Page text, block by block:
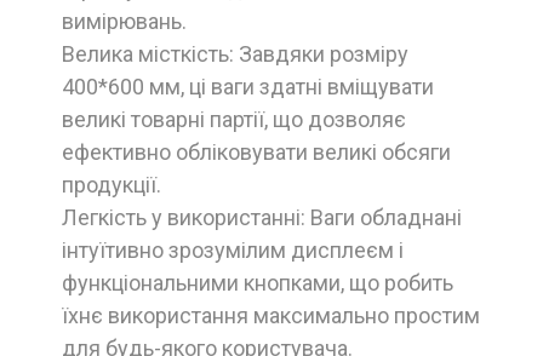
вимірювань.
Велика місткість: Завдяки розміру
400*600 мм, ці ваги здатні вміщувати
великі товарні партії, що дозволяє
ефективно обліковувати великі обсяги
продукції.
Легкість у використанні: Ваги обладнані
інтуїтивно зрозумілим дисплеєм і
функціональними кнопками, що робить
їхнє використання максимально простим
для будь-якого користувача.